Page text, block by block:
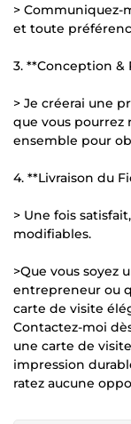
> Communiquez-
et toute
3. **Conception &
> Je créerai une
que vous pourrez
ensemble pour
4. **Livraison du
> Une fois
modifiables.
>Que vous soyez
entrepreneur ou
carte de visite
Contactez-moi
une carte de
impression
ratez aucune